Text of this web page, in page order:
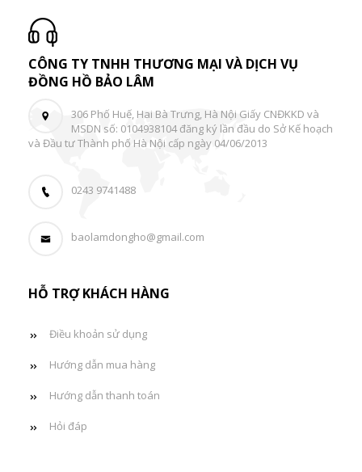
CÔNG TY TNHH THƯƠNG MẠI VÀ DỊCH VỤ
ĐỒNG HỒ BẢO LÂM
306 Phố Huế, Hai Bà Trưng, Hà Nội Giấy CNĐKKD và
MSDN số: 0104938104 đăng ký lần đầu do Sở Kế hoạch
và Đầu tư Thành phố Hà Nội cấp ngày 04/06/2013
0243 9741488
baolamdongho@gmail.com
HỖ TRỢ KHÁCH HÀNG
Điều khoản sử dụng
Hướng dẫn mua hàng
Hướng dẫn thanh toán
Hỏi đáp